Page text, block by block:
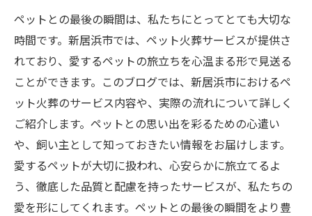
ペットとの最後の瞬間は、私たちにとってとても大切な
時間です。新居浜市では、ペット火葬サービスが提供さ
れており、愛するペットの旅立ちを心温まる形で見送る
ことができます。このブログでは、新居浜市におけるペ
ット火葬のサービス内容や、実際の流れについて詳しく
ご紹介します。ペットとの思い出を彩るための心遣い
や、飼い主として知っておきたい情報をお届けします。
愛するペットが大切に扱われ、心安らかに旅立てるよ
う、徹底した品質と配慮を持ったサービスが、私たちの
愛を形にしてくれます。ペットとの最後の瞬間をより豊